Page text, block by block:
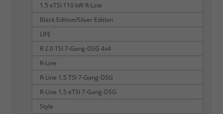
1.5 eTSI 110 kW R-Line
Black Edition/Silver Edition
LIFE
R 2.0 TSI 7-Gang-DSG 4x4
R-Line
R-Line 1.5 TSI 7-Gang-DSG
R-Line 1.5 eTSI 7-Gang-DSG
Style